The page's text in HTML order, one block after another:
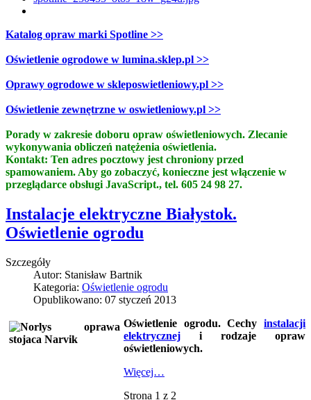
Katalog opraw marki Spotline >>
Oświetlenie ogrodowe w lumina.sklep.pl >>
Oprawy ogrodowe w skleposwietleniowy.pl >>
Oświetlenie zewnętrzne w oswietleniowy.pl >>
Porady w zakresie doboru opraw oświetleniowych. Zlecanie
wykonywania obliczeń natężenia oświetlenia.
Kontakt: Ten adres pocztowy jest chroniony przed
spamowaniem. Aby go zobaczyć, konieczne jest włączenie w
przeglądarce obsługi JavaScript., tel. 605 24 98 27.
Instalacje elektryczne Białystok.
Oświetlenie ogrodu
Szczegóły
Autor: Stanisław Bartnik
Kategoria: Oświetlenie ogrodu
Opublikowano: 07 styczeń 2013
Oświetlenie ogrodu. Cechy instalacji
elektrycznej i rodzaje opraw
oświetleniowych.
Więcej…
Strona 1 z 2